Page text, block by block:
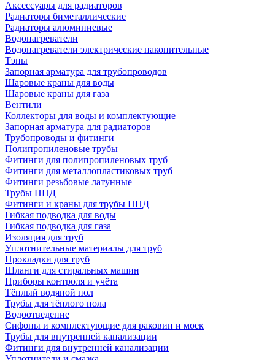
Аксессуары для радиаторов
Радиаторы биметаллические
Радиаторы алюминиевые
Водонагреватели
Водонагреватели электрические накопительные
Тэны
Запорная арматура для трубопроводов
Шаровые краны для воды
Шаровые краны для газа
Вентили
Коллекторы для воды и комплектующие
Запорная арматура для радиаторов
Трубопроводы и фитинги
Полипропиленовые трубы
Фитинги для полипропиленовых труб
Фитинги для металлопластиковых труб
Фитинги резьбовые латунные
Трубы ПНД
Фитинги и краны для трубы ПНД
Гибкая подводка для воды
Гибкая подводка для газа
Изоляция для труб
Уплотнительные материалы для труб
Прокладки для труб
Шланги для стиральных машин
Приборы контроля и учёта
Тёплый водяной пол
Трубы для тёплого пола
Водоотведение
Сифоны и комплектующие для раковин и моек
Трубы для внутренней канализации
Фитинги для внутренней канализации